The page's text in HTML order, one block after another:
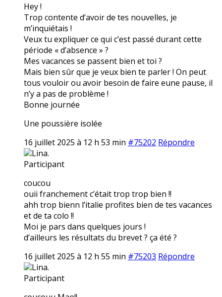
Hey !
Trop contente d’avoir de tes nouvelles, je
m’inquiétais !
Veux tu expliquer ce qui c’est passé durant cette
période « d’absence » ?
Mes vacances se passent bien et toi ?
Mais bien sûr que je veux bien te parler ! On peut
tous vouloir ou avoir besoin de faire eune pause, il
n’y a pas de problème !
Bonne journée
Une poussière isolée
16 juillet 2025 à 12 h 53 min #75202 Répondre
Lina.
Participant
coucou
ouii franchement c’était trop trop bien !!
ahh trop bienn l’italie profites bien de tes vacances
et de ta colo !!
Moi je pars dans quelques jours !
d’ailleurs les résultats du brevet ? ça été ?
16 juillet 2025 à 12 h 55 min #75203 Répondre
Lina.
Participant